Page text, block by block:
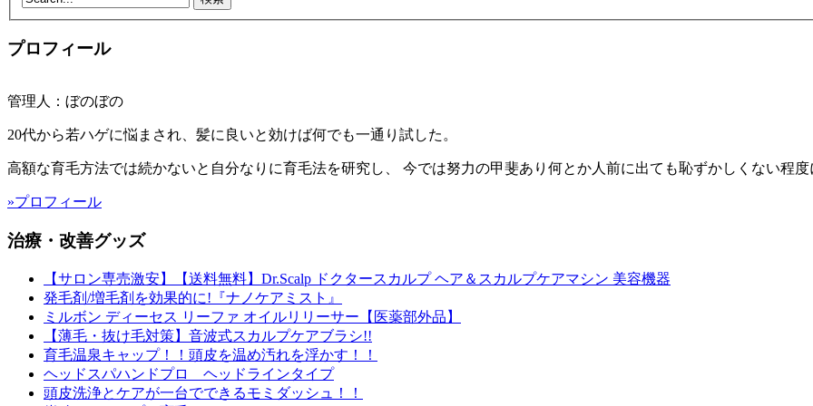
プロフィール
管理人：ぼのぼの
20代から若ハゲに悩まされ、髪に良いと効けば何でも一通り試した。
高額な育毛方法では続かないと自分なりに育毛法を研究し、 今では努力の甲斐あり何とか人前に出ても恥ずかしくない程度
»プロフィール
治療・改善グッズ
【サロン専売激安】【送料無料】Dr.Scalp ドクタースカルプ ヘア＆スカルプケアマシン 美容機器
発毛剤/増毛剤を効果的に!『ナノケアミスト』
ミルボン ディーセス リーファ オイルリリーサー【医薬部外品】
【薄毛・抜け毛対策】音波式スカルプケアブラシ!!
育毛温泉キャップ！！頭皮を温め汚れを浮かす！！
ヘッドスパハンドプロ ヘッドラインタイプ
頭皮洗浄とケアが一台でできるモミダッシュ！！